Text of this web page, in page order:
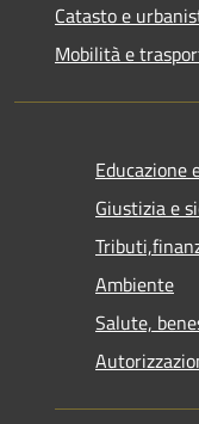
Catasto e
Mobilità e
Educazione
Giustizia e
Ambiente
Salute,